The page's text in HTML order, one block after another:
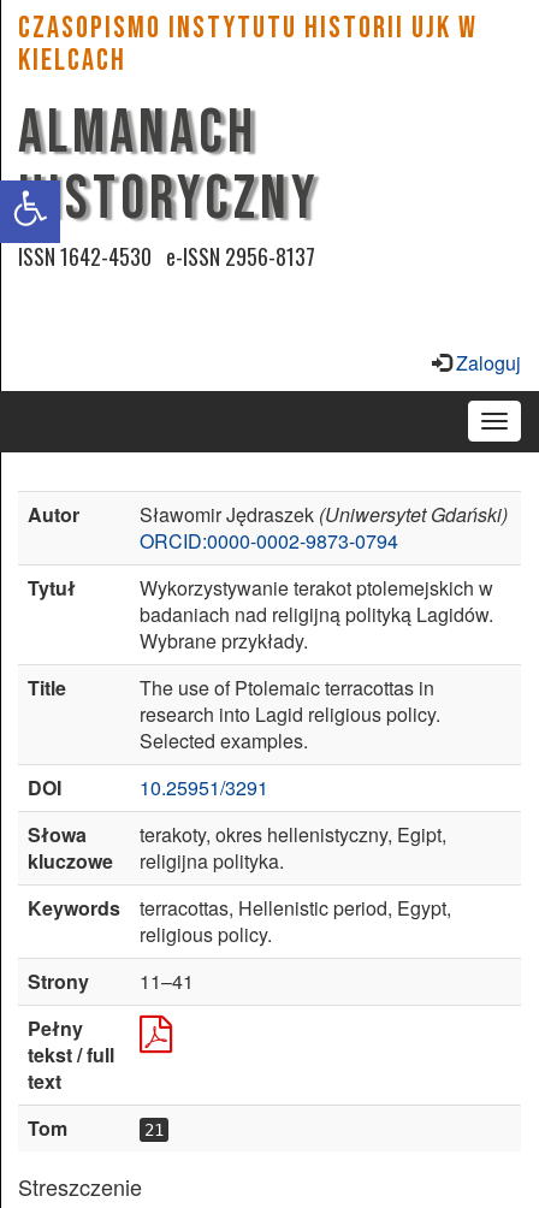
Zwiększ
czcionkę
Zmniejsz
czcionkę
Przyjazna
czcionka
Zresetuj
CZASOPISMO INSTYTUTU HISTORII UJK w
Kielcach
ALMANACH
HISTORYCZNY
ISSN 1642-4530 e-ISSN 2956-8137
Zaloguj
Autor Sławomir Jędraszek (Uniwersytet Gdański)
ORCID:0000-0002-9873-0794
Tytuł
Wykorzystywanie terakot ptolemejskich w
badaniach nad religijną polityką Lagidów.
Wybrane przykłady.
Title
The use of Ptolemaic terracottas in
research into Lagid religious policy.
Selected examples.
DOI
10.25951/3291
Słowa
kluczowe
terakoty, okres hellenistyczny, Egipt,
religijna polityka.
Keywords
terracottas, Hellenistic period, Egypt,
religious policy.
Strony
11–41
Pełny
tekst / full
text
Tom
21
Streszczenie